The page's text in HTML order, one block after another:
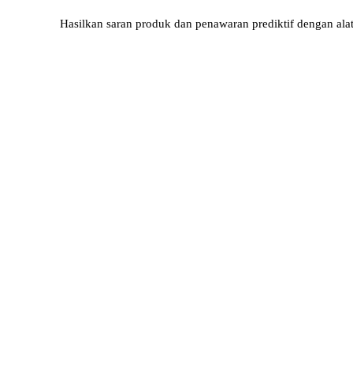
Hasilkan saran produk dan penawaran prediktif dengan